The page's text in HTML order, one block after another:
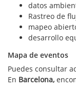
datos
Rastreo de
mapeo
desarrollo
Mapa de eventos
Puedes consultar
En Barcelona,